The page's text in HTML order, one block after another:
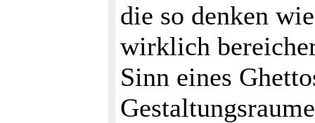
die so denken
wirklich
Sinn eines